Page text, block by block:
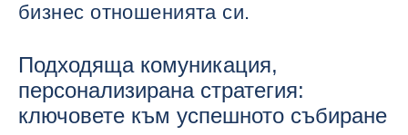
бизнес отношенията си.
Подходяща комуникация,
персонализирана стратегия:
ключовете към успешното събиране